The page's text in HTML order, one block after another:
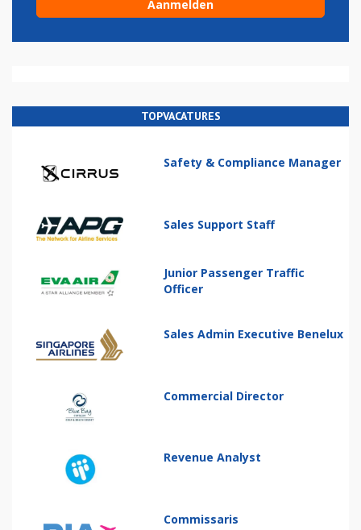
TOPVACATURES
Safety & Compliance Manager
Sales Support Staff
Junior Passenger Traffic
Officer
Sales Admin Executive Benelux
Commercial Director
Revenue Analyst
Commissaris